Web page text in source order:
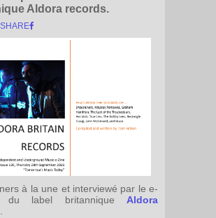
Aldora records.
SHARE
à la une et interviewé par le e-
du label britannique Aldora
.